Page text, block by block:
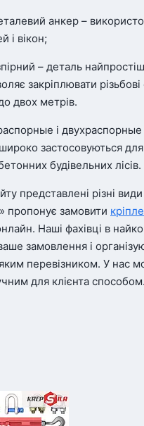
анкер –
і вікон;
– деталь
закріплювати
двох метрів.
і двухраспорные
застосовуються для
будівельних лісів.
представлені різні
пропонує замовити
Наші фахівці в
замовлення і
яким перевізником. У нас
для клієнта способом.